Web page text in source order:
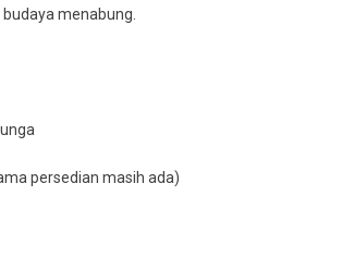
menabung.
persedian masih ada)